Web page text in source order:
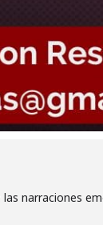
narraciones